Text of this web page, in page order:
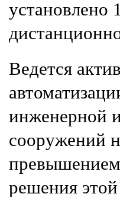
установлено
Ведется
инженерной
сооружений
решения